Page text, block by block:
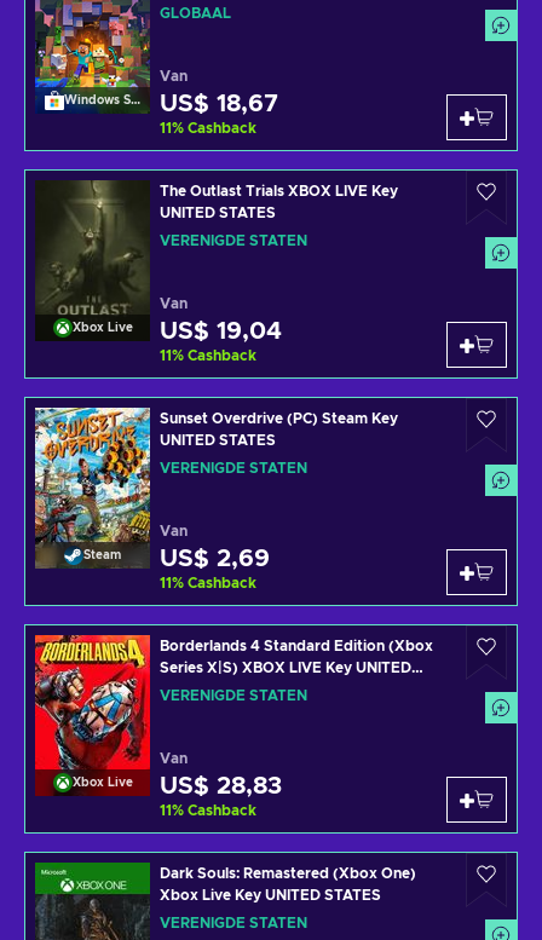
Windows Store
GLOBAAL
Van
US$ 18,67
11% Cashback
Xbox Live
The Outlast Trials XBOX LIVE Key
UNITED STATES
VERENIGDE STATEN
Van
US$ 19,04
11% Cashback
Steam
Sunset Overdrive (PC) Steam Key
UNITED STATES
VERENIGDE STATEN
Van
US$ 2,69
11% Cashback
Xbox Live
Borderlands 4 Standard Edition (Xbox
Series X|S) XBOX LIVE Key UNITED
STATES
VERENIGDE STATEN
Van
US$ 28,83
11% Cashback
Dark Souls: Remastered (Xbox One)
Xbox Live Key UNITED STATES
VERENIGDE STATEN